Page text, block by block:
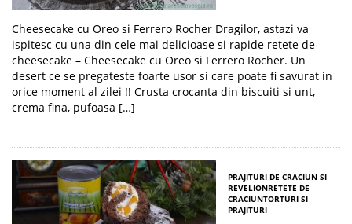
Cheesecake cu Oreo si Ferrero Rocher Dragilor, astazi va
ispitesc cu una din cele mai delicioase si rapide retete de
cheesecake – Cheesecake cu Oreo si Ferrero Rocher. Un
desert ce se pregateste foarte usor si care poate fi savurat in
orice moment al zilei !! Crusta crocanta din biscuiti si unt,
crema fina, pufoasa […]
PRAJITURI DE CRACIUN SI
REVELIONRETETE DE
CRACIUNTORTURI SI
PRAJITURI